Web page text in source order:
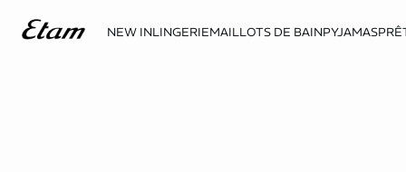
NEW INLINGERIEMAILLOTS DE BAINPYJAMAS